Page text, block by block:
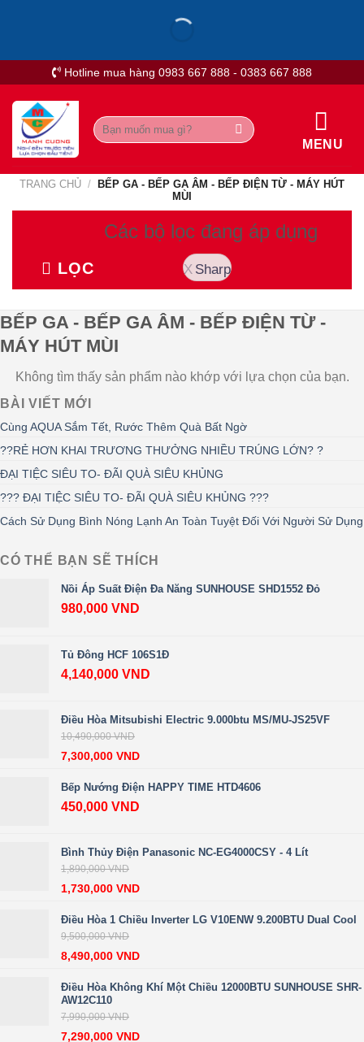
Hotline mua hàng 0983 667 888 - 0383 667 888
Tìm
kiếm:
MENU
TRANG CHỦ /
BẾP GA - BẾP GA ÂM - BẾP ĐIỆN TỪ - MÁY HÚT
MÙI
LỌC
Các bộ lọc đang áp dụng
Sharp
BẾP GA - BẾP GA ÂM - BẾP ĐIỆN TỪ -
MÁY HÚT MÙI
Không tìm thấy sản phẩm nào khớp với lựa chọn của bạn.
BÀI VIẾT MỚI
Cùng AQUA Sắm Tết, Rước Thêm Quà Bất Ngờ
??RẺ HƠN KHAI TRƯƠNG THƯỞNG NHIỀU TRÚNG LỚN? ?
ĐẠI TIỆC SIÊU TO- ĐÃI QUÀ SIÊU KHỦNG
??? ĐẠI TIỆC SIÊU TO- ĐÃI QUÀ SIÊU KHỦNG ???
Cách Sử Dụng Bình Nóng Lạnh An Toàn Tuyệt Đối Với Người Sử Dụng
CÓ THỂ BẠN SẼ THÍCH
Nồi Áp Suất Điện Đa Năng SUNHOUSE SHD1552 Đỏ
980,000 VND
Tủ Đông HCF 106S1Đ
4,140,000 VND
Điều Hòa Mitsubishi Electric 9.000btu MS/MU-JS25VF
10,490,000VND
7,300,000 VND
Bếp Nướng Điện HAPPY TIME HTD4606
450,000 VND
Bình Thủy Điện Panasonic NC-EG4000CSY - 4 Lít
1,890,000VND
1,730,000 VND
Điều Hòa 1 Chiều Inverter LG V10ENW 9.200BTU Dual Cool
9,500,000VND
8,490,000 VND
Điều Hòa Không Khí Một Chiều 12000BTU SUNHOUSE SHR-
AW12C110
7,990,000VND
7,290,000 VND